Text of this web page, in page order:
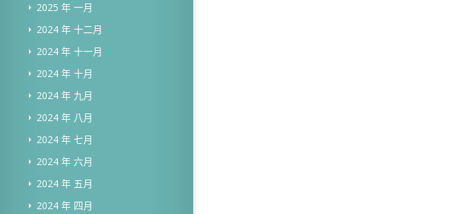
2025 年 一月
2024 年 十二月
2024 年 十一月
2024 年 十月
2024 年 九月
2024 年 八月
2024 年 七月
2024 年 六月
2024 年 五月
2024 年 四月